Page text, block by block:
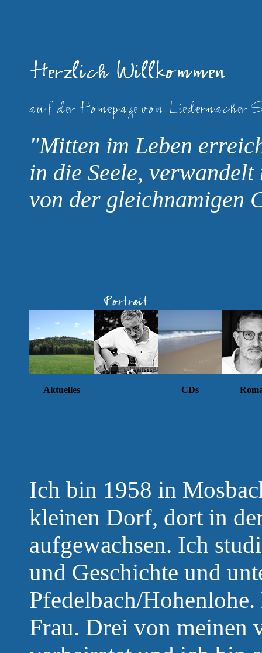
"Mitten im Leben
in die Seele,
von der gleichnamigen
Aktuelles CDs
Ich bin 1958 in
kleinen Dorf, dort in
aufgewachsen. Ich
und Geschichte und
Pfedelbach/
Frau. Drei von meinen